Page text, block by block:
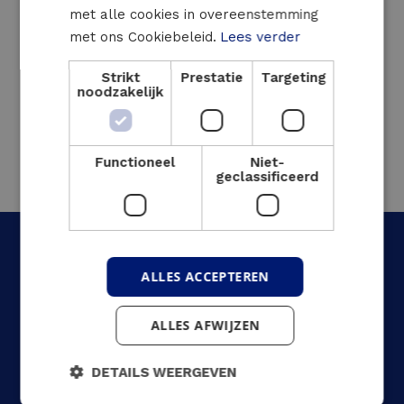
lokale warmtenet, ondanks de uitdagingen
zoals de stabiliteit van de ondergrond en de
draagkracht van het dak voor de drycoolers.
Wat was het resultaat?
De geïnstalleerde WKK’s leveren een
CO2-besparing van 21% op in
vergelijking met gescheiden warmte- en
met alle cookies in overeenstemming
met ons Cookiebeleid. Lees verder
Strikt
noodzakelijk
Prestatie Targeting
Functioneel
Niet-
geclassificeerd
ALLES ACCEPTEREN
ALLES AFWIJZEN
DETAILS WEERGEVEN